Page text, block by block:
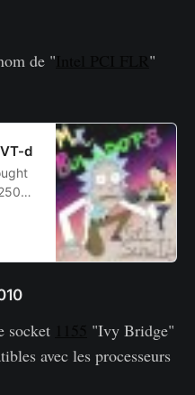
de "
"
d
box
I
socket
"Ivy Bridge"
avec les processeurs